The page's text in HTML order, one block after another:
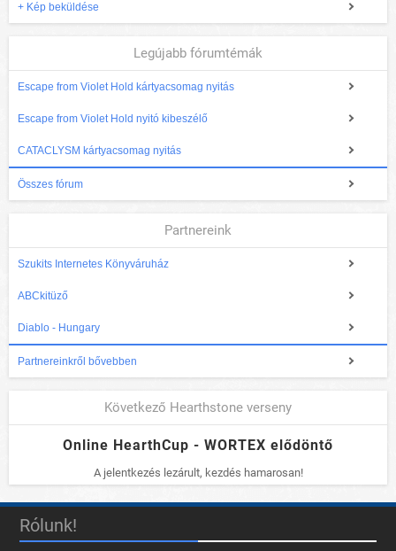
+ Kép beküldése
Legújabb fórumtémák
Escape from Violet Hold kártyacsomag nyitás
Escape from Violet Hold nyitó kibeszélő
CATACLYSM kártyacsomag nyitás
Összes fórum
Partnereink
Szukits Internetes Könyváruház
ABCkitüző
Diablo - Hungary
Partnereinkről bővebben
Következő Hearthstone verseny
Online HearthCup - WORTEX elődöntő
A jelentkezés lezárult, kezdés hamarosan!
Rólunk!